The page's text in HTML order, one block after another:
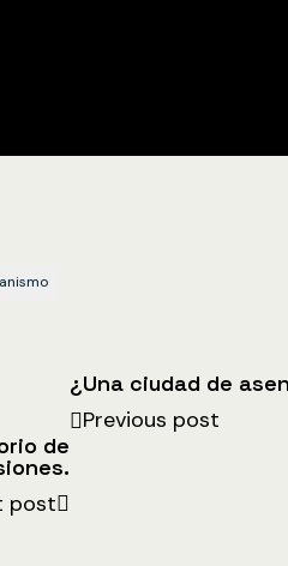
¿Una ciudad de
Previous post
de
post